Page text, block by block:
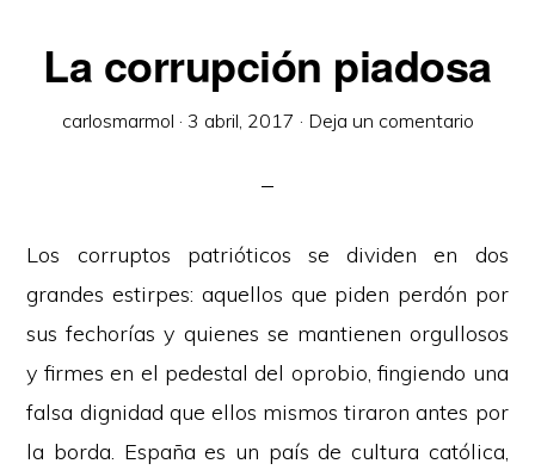
La corrupción piadosa
carlosmarmol · 3 abril, 2017 · Deja un comentario
Los corruptos patrióticos se dividen en dos
grandes estirpes: aquellos que piden perdón por
sus fechorías y quienes se mantienen orgullosos
y firmes en el pedestal del oprobio, fingiendo una
falsa dignidad que ellos mismos tiraron antes por
la borda. España es un país de cultura católica,